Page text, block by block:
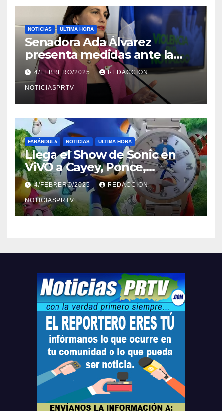
NOTICIAS ULTIMA HORA
Senadora Ada Álvarez
presenta medidas ante la
violencia en el noviazgo
4/FEBRERO/2025 REDACCION
NOTICIASPRTV
FARÁNDULA NOTICIAS ULTIMA HORA
Llega el Show de Sonic en
ViVO a Cayey, Ponce,
Barceloneta y Humacao,
Relojes gratis para el que
compre ahora….
4/FEBRERO/2025 REDACCION
NOTICIASPRTV